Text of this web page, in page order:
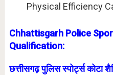
Physical Efficiency
Chhattisgarh Police
Qualification:
छत्तीसगढ़ पुलिस स्पोर्ट्स कोटा